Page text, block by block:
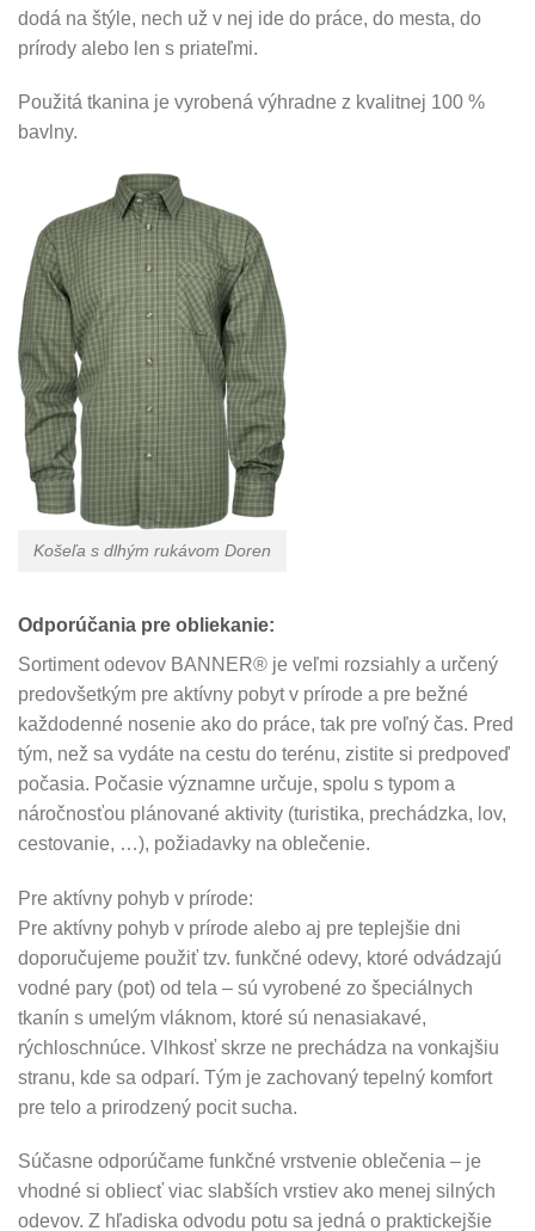
dodá na štýle, nech už v nej ide do práce, do mesta, do
prírody alebo len s priateľmi.
Použitá tkanina je vyrobená výhradne z kvalitnej 100 %
bavlny.
Košeľa s dlhým rukávom Doren
Odporúčania pre obliekanie:
Sortiment odevov BANNER® je veľmi rozsiahly a určený
predovšetkým pre aktívny pobyt v prírode a pre bežné
každodenné nosenie ako do práce, tak pre voľný čas. Pred
tým, než sa vydáte na cestu do terénu, zistite si predpoveď
počasia. Počasie významne určuje, spolu s typom a
náročnosťou plánované aktivity (turistika, prechádzka, lov,
cestovanie, …), požiadavky na oblečenie.
Pre aktívny pohyb v prírode:
Pre aktívny pohyb v prírode alebo aj pre teplejšie dni
doporučujeme použiť tzv. funkčné odevy, ktoré odvádzajú
vodné pary (pot) od tela – sú vyrobené zo špeciálnych
tkanín s umelým vláknom, ktoré sú nenasiakavé,
rýchloschnúce. Vlhkosť skrze ne prechádza na vonkajšiu
stranu, kde sa odparí. Tým je zachovaný tepelný komfort
pre telo a prirodzený pocit sucha.
Súčasne odporúčame funkčné vrstvenie oblečenia – je
vhodné si obliecť viac slabších vrstiev ako menej silných
odevov. Z hľadiska odvodu potu sa jedná o praktickejšie